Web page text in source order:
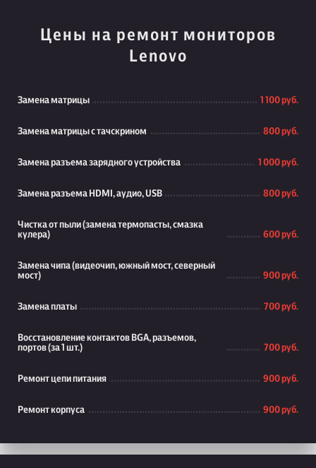
Цены на ремонт мониторов
Lenovo
Замена матрицы 1 100 руб.
Замена матрицы с тачскрином 800 руб.
Замена разъема зарядного устройства 1 000 руб.
Замена разъема HDMI, аудио, USB 800 руб.
Чистка от пыли (замена термопасты, смазка
кулера)
600 руб.
Замена чипа (видеочип, южный мост, северный
мост)
900 руб.
Замена платы 700 руб.
Восстановление контактов BGA, разъемов,
портов (за 1 шт.)
700 руб.
Ремонт цепи питания 900 руб.
Ремонт корпуса 900 руб.